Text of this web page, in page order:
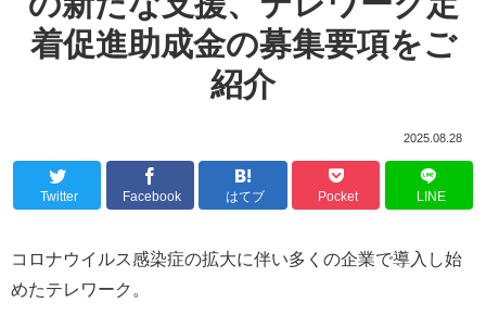
着促進助成金の募集要項をご
紹介
2025.08.28
Twitter Facebook はてブ Pocket LINE
コロナウイルス感染症の拡大に伴い多くの企業で導入し始
めたテレワーク。